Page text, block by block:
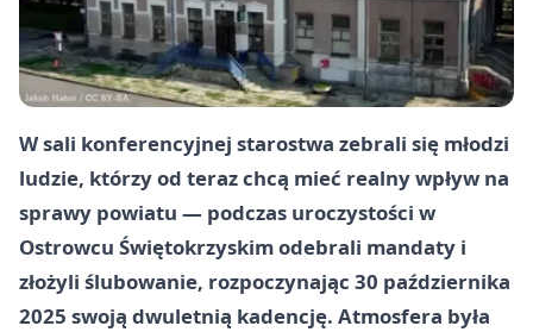
W sali konferencyjnej starostwa zebrali się młodzi
ludzie, którzy od teraz chcą mieć realny wpływ na
sprawy powiatu — podczas uroczystości w
Ostrowcu Świętokrzyskimodebrali mandaty i
złożyli ślubowanie, rozpoczynając 30 października
2025 swoją dwuletnią kadencję. Atmosfera była